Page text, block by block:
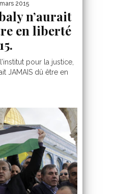
2015
n’aurait
en liberté
pour la justice,
JAMAIS dû être en